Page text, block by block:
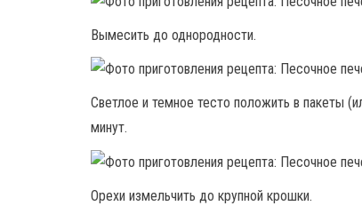
Вымесить до однородности.
Светлое и темное тесто положить в пакеты
минут.
Орехи измельчить до крупной крошки.